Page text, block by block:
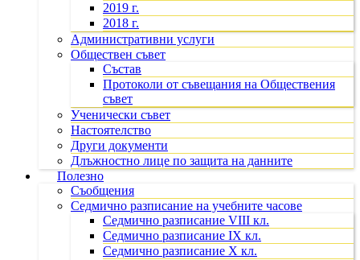
2019 г.
2018 г.
Административни услуги
Обществен съвет
Състав
Протоколи от съвещания на Обществения
съвет
Ученически съвет
Настоятелство
Други документи
Длъжностно лице по защита на данните
Полезно
Съобщения
Седмично разписание на учебните часове
Седмично разписание VIII кл.
Седмично разписание IX кл.
Седмично разписание X кл.